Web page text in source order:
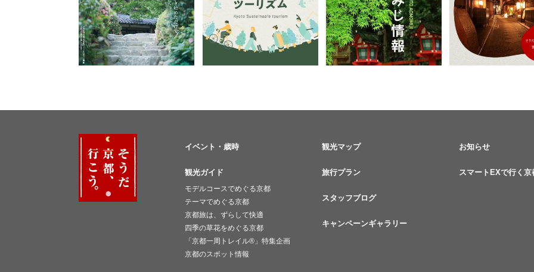
イベント・歳時
観光ガイド
モデルコースでめぐる京都
テーマでめぐる京都
京都旅は、ずらして快適
四季の草花をめぐる京都
「京都一周トレイル®︎」特集企画
京都のスポット情報
観光マップ
旅行プラン
スタッフブログ
キャンペーンギャラリー
お知らせ
スマートEXで行く京